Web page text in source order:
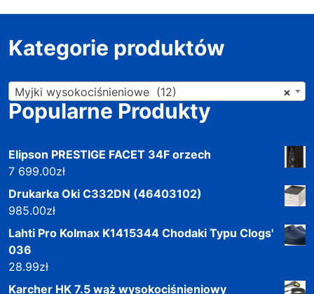
Kategorie produktów
×
Myjki wysokociśnieniowe (12)
Popularne Produkty
Elipson PRESTIGE FACET 34F orzech
7 699.00zł
Drukarka Oki C332DN (46403102)
985.00zł
Lahti Pro Kolmax K1415344 Chodaki Typu Clogs'
036
28.99zł
Karcher HK 7.5 wąż wysokociśnieniowy